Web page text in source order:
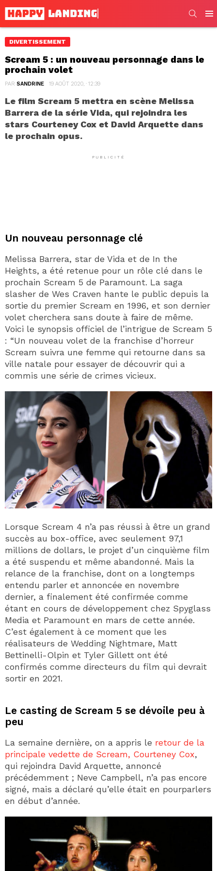
DIVERTISSEMENT
Scream 5 : un nouveau personnage dans le
prochain volet
PAR SANDRINE 19 AOÛT 2020, · 12:39
Le film Scream 5 mettra en scène Melissa
Barrera de la série Vida, qui rejoindra les
stars Courteney Cox et David Arquette dans
le prochain opus.
PUBLICITÉ
Un nouveau personnage clé
Melissa Barrera, star de Vida et de In the
Heights, a été retenue pour un rôle clé dans le
prochain Scream 5 de Paramount. La saga
slasher de Wes Craven hante le public depuis la
sortie du premier Scream en 1996, et son dernier
volet cherchera sans doute à faire de même.
Voici le synopsis officiel de l’intrigue de Scream 5
: “Un nouveau volet de la franchise d’horreur
Scream suivra une femme qui retourne dans sa
ville natale pour essayer de découvrir qui a
commis une série de crimes vicieux.
Lorsque Scream 4 n’a pas réussi à être un grand
succès au box-office, avec seulement 97,1
millions de dollars, le projet d’un cinquième film
a été suspendu et même abandonné. Mais la
relance de la franchise, dont on a longtemps
entendu parler et annoncée en novembre
dernier, a finalement été confirmée comme
étant en cours de développement chez Spyglass
Media et Paramount en mars de cette année.
C’est également à ce moment que les
réalisateurs de Wedding Nightmare, Matt
Bettinelli-Olpin et Tyler Gillett ont été
confirmés comme directeurs du film qui devrait
sortir en 2021.
Le casting de Scream 5 se dévoile peu à
peu
La semaine dernière, on a appris le retour de la
principale vedette de Scream, Courteney Cox,
qui rejoindra David Arquette, annoncé
précédemment ; Neve Campbell, n’a pas encore
signé, mais a déclaré qu’elle était en pourparlers
en début d’année.